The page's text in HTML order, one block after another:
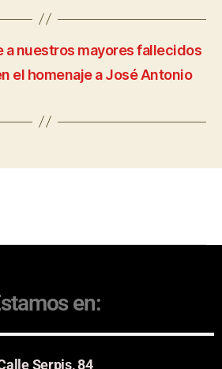
a nuestros mayores fallecidos
el homenaje a José Antonio
en:
Serpis, 84